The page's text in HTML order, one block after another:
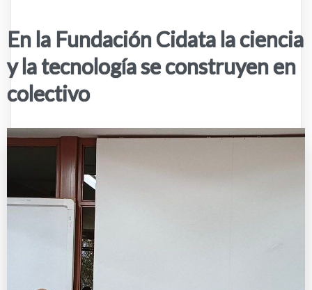
En la Fundación Cidata la ciencia
y la tecnología se construyen en
colectivo